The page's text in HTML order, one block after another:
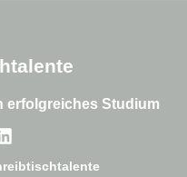
erfolgreiches Studium